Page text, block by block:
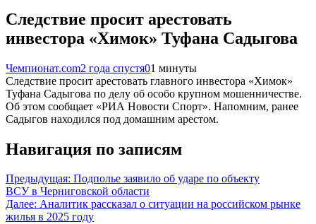
Следствие просит арестовать
инвестора «Химок» Туфана Садыгова
Чемпионат.com2 года спустя01 минуты
Следствие просит арестовать главного инвестора «Химок»
Туфана Садыгова по делу об особо крупном мошенничестве.
Об этом сообщает «РИА Новости Спорт». Напомним, ранее
Садыгов находился под домашним арестом.
Навигация по записям
Предыдущая: Подполье заявило об ударе по объекту
ВСУ в Черниговской области
Далее: Аналитик рассказал о ситуации на российском рынке
жилья в 2025 году